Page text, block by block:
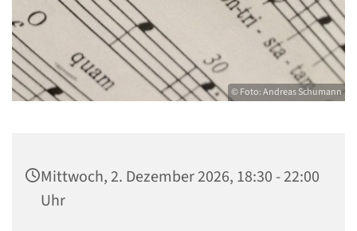
© Foto: Andreas Schumann
Mittwoch, 2. Dezember 2026, 18:30 - 22:00
Uhr